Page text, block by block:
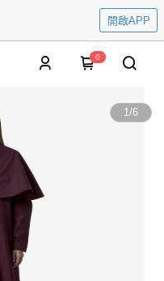
開啟APP
0
1/6